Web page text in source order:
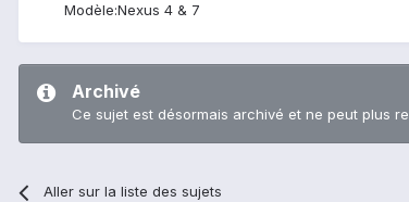
Modèle:Nexus 4 & 7
Archivé
Ce sujet est désormais archivé et ne peut plus
Aller sur la liste des sujets